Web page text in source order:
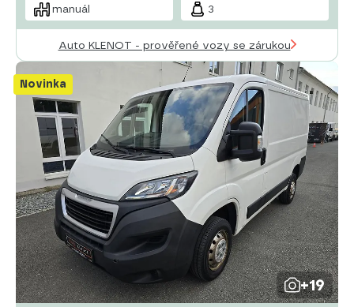
manuál 3
Auto KLENOT - prověřené vozy se zárukou
Novinka
+19